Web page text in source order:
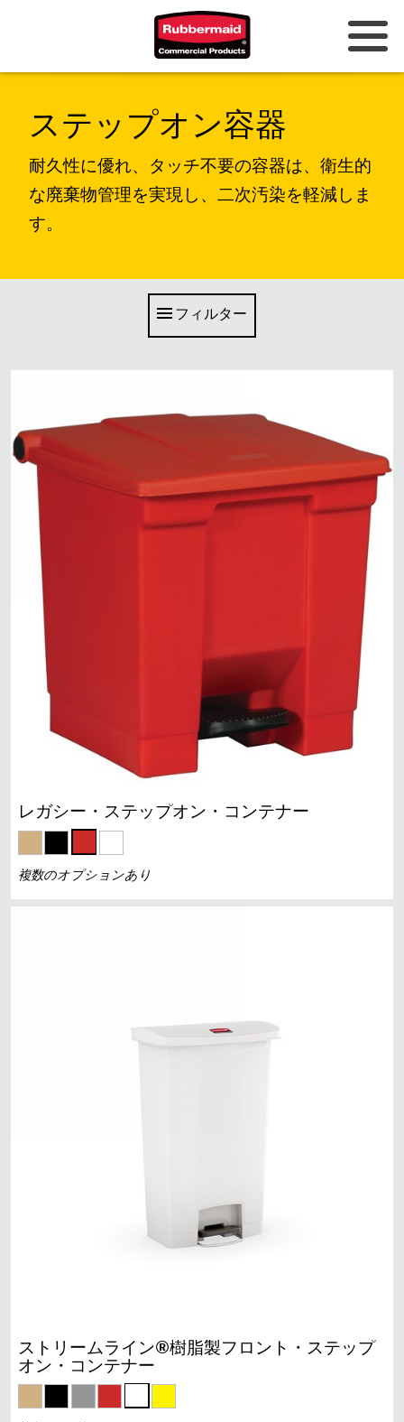
ド
中国（CN）
香港
日本 (JP)
フィリピン
シンガポール
インドネシア
ステップオン容器
耐久性に優れ、タッチ不要の容器は、衛生的
な廃棄物管理を実現し、二次汚染を軽減しま
す。
フィルター
レガシー・ステップオン・コンテナー
複数のオプションあり
ストリームライン®樹脂製フロント・ステップ
オン・コンテナー